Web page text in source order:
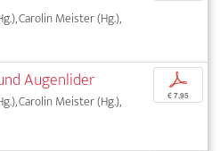
Carolin Meister (Hg.),
Augenlider
Carolin Meister (Hg.),
p
€ 7,95